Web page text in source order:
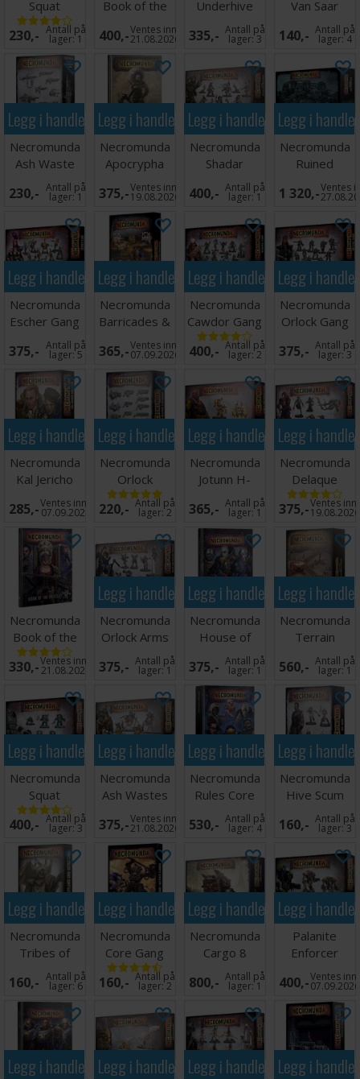
Squat
Prospectors
Weapons/Upg
230,- Antall på
lager:1
Book of the
Outlands
400,-Ventes inn
21.08.2026
Underhive
Hangers-on
335,- Antall på
lager:3
Van Saar
Vehicle Cards
140,- Antall på
lager:4
Legg i handlekurven
Necromunda
Ash Waste
Nomads
Weapons
230,- Antall på
lager:1
Legg i handlekurven
Necromunda
Apocrypha
375,-Ventes inn
19.08.2026
Legg i handlekurven
Necromunda
Shadar
Hunters &
Spinewyrms
400,- Antall på
lager:1
Legg i
Necromunda
Ruined
Underhive
Sector
1 320,-Ventes
Legg i handlekurven
Necromunda
Escher Gang
375,- Antall på
lager:5
Legg i handlekurven
Necromunda
Barricades &
Objectives
365,-Ventes inn
07.09.2026
Legg i handlekurven
Necromunda
Cawdor Gang
400,- Antall på
lager:2
Legg i
Necromunda
Orlock Gang
375,- Antall på
lager:3
Legg i handlekurven
Necromunda
Kal Jericho
and Scabs
285,-Ventes inn
07.09.2026
Legg i handlekurven
Necromunda
Orlock
Weapons &
Upgrades
220,- Antall på
lager:2
Legg i handlekurven
Necromunda
Jotunn H-
Grade
Servitor
365,- Antall på
lager:1
Legg i
Necromunda
Delaque
Nacht-
Ghul/Psy-
Gheist
375,-Ventes inn
19.08.2026
Necromunda
Book of the
Outcast
330,-Ventes inn
21.08.2026
Legg i handlekurven
Necromunda
Orlock Arms
375,- Antall på
lager:1
Legg i handlekurven
Necromunda
House of
Shadow
375,- Antall på
lager:1
Legg i
Necromunda
Terrain
Platforms &
Walkways
560,- Antall på
lager:1
Legg i handlekurven
Necromunda
Squat
Prospectors
Exo-Kyn
400,- Antall på
lager:3
Legg i handlekurven
Necromunda
Ash Wastes
Nomads
Dustback
375,-Ventes inn
21.08.2026
Legg i handlekurven
Necromunda
Rules Core
Rulebook
530,- Antall på
lager:4
Legg i
Necromunda
Hive Scum
160,- Antall på
lager:3
Legg i handlekurven
Necromunda
Tribes of
Wastelands
Cards
160,- Antall på
lager:6
Legg i handlekurven
Necromunda
Core Gang
Tactics Cards
160,- Antall på
lager:2
Legg i handlekurven
Necromunda
Cargo 8
Ridgehauler
800,- Antall på
lager:1
Legg i
Palanite
Enforcer
Sanctioner
Pattern
400,-Ventes inn
07.09.2026
Legg i handlekurvenLegg i handlekurvenLegg i handlekurven
Legg i